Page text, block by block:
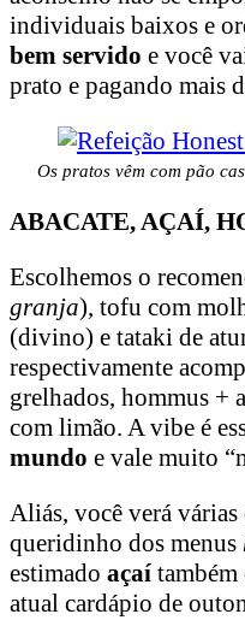
individuais baixos e
bem servido e você
prato e pagando mais
Os pratos vêm com pão
ABACATE, AÇAÍ,
Escolhemos o
granja), tofu com
(divino) e tataki de
respectivamente
grelhados, hommus +
com limão. A vibe é
mundo e vale muito
Aliás, você verá várias
queridinho dos menus
estimado açaí também
atual cardápio de